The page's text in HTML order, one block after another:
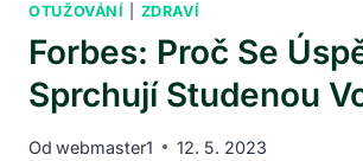
OTUŽOVÁNÍ ZDRAVÍ
Forbes: Proč Se
Sprchují Studenou
Od webmaster1 12. 5. 2023